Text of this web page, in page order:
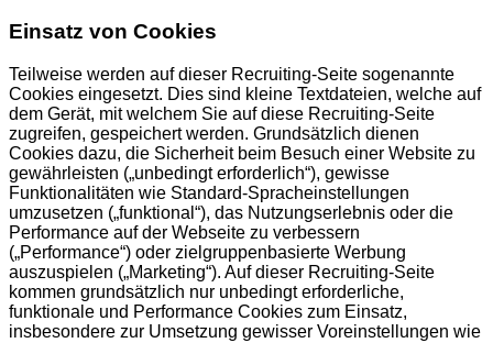
Einsatz von Cookies
Teilweise werden auf dieser Recruiting-Seite sogenannte
Cookies eingesetzt. Dies sind kleine Textdateien, welche auf
dem Gerät, mit welchem Sie auf diese Recruiting-Seite
zugreifen, gespeichert werden. Grundsätzlich dienen
Cookies dazu, die Sicherheit beim Besuch einer Website zu
gewährleisten („unbedingt erforderlich“), gewisse
Funktionalitäten wie Standard-Spracheinstellungen
umzusetzen („funktional“), das Nutzungserlebnis oder die
Performance auf der Webseite zu verbessern
(„Performance“) oder zielgruppenbasierte Werbung
auszuspielen („Marketing“). Auf dieser Recruiting-Seite
kommen grundsätzlich nur unbedingt erforderliche,
funktionale und Performance Cookies zum Einsatz,
insbesondere zur Umsetzung gewisser Voreinstellungen wie